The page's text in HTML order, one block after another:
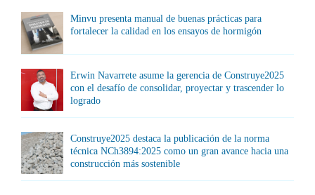
Minvu presenta manual de buenas prácticas para
fortalecer la calidad en los ensayos de hormigón
Erwin Navarrete asume la gerencia de Construye2025
con el desafío de consolidar, proyectar y trascender lo
logrado
Construye2025 destaca la publicación de la norma
técnica NCh3894:2025 como un gran avance hacia una
construcción más sostenible